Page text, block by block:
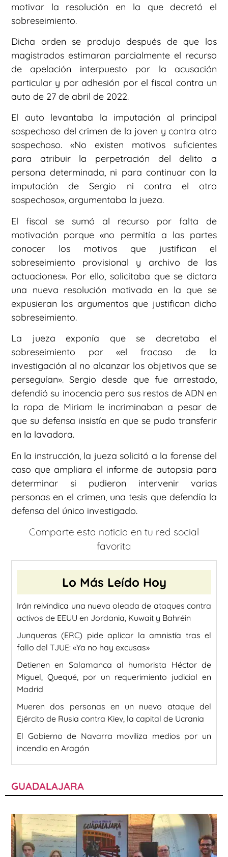
motivar la resolución en la que decretó el
sobreseimiento.
Dicha orden se produjo después de que los
magistrados estimaran parcialmente el recurso
de apelación interpuesto por la acusación
particular y por adhesión por el fiscal contra un
auto de 27 de abril de 2022.
El auto levantaba la imputación al principal
sospechoso del crimen de la joven y contra otro
sospechoso. «No existen motivos suficientes
para atribuir la perpetración del delito a
persona determinada, ni para continuar con la
imputación de Sergio ni contra el otro
sospechoso», argumentaba la jueza.
El fiscal se sumó al recurso por falta de
motivación porque «no permitía a las partes
conocer los motivos que justifican el
sobreseimiento provisional y archivo de las
actuaciones». Por ello, solicitaba que se dictara
una nueva resolución motivada en la que se
expusieran los argumentos que justifican dicho
sobreseimiento.
La jueza exponía que se decretaba el
sobreseimiento por «el fracaso de la
investigación al no alcanzar los objetivos que se
perseguían». Sergio desde que fue arrestado,
defendió su inocencia pero sus restos de ADN en
la ropa de Miriam le incriminaban a pesar de
que su defensa insistía en que se pudo transferir
en la lavadora.
En la instrucción, la jueza solicitó a la forense del
caso que ampliara el informe de autopsia para
determinar si pudieron intervenir varias
personas en el crimen, una tesis que defendía la
defensa del único investigado.
Comparte esta noticia en tu red social
favorita
Lo Más Leído Hoy
Irán reivindica una nueva oleada de ataques contra
activos de EEUU en Jordania, Kuwait y Bahréin
Junqueras (ERC) pide aplicar la amnistía tras el
fallo del TJUE: «Ya no hay excusas»
Detienen en Salamanca al humorista Héctor de
Miguel, Quequé, por un requerimiento judicial en
Madrid
Mueren dos personas en un nuevo ataque del
Ejército de Rusia contra Kiev, la capital de Ucrania
El Gobierno de Navarra moviliza medios por un
incendio en Aragón
GUADALAJARA